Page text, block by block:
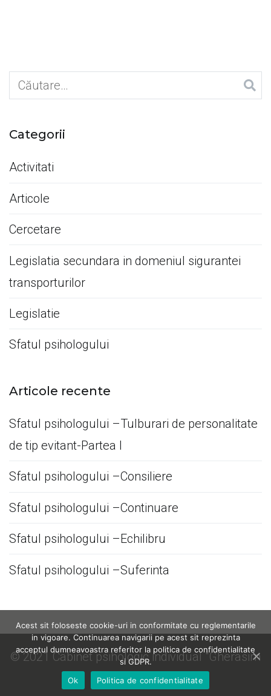
Caută
după:
Categorii
Activitati
Articole
Cercetare
Legislatia secundara in domeniul sigurantei
transporturilor
Legislatie
Sfatul psihologului
Articole recente
Sfatul psihologului –Tulburari de personalitate
de tip evitant-Partea I
Sfatul psihologului –Consiliere
Sfatul psihologului –Continuare
Sfatul psihologului –Echilibru
Sfatul psihologului –Suferinta
© 2021 Cabinet psihologic individual "Gherasim
Cătălin Marius"
Acest sit foloseste cookie-uri in conformitate cu reglementarile
in vigoare. Continuarea navigarii pe acest sit reprezinta
acceptul dumneavoastra referitor la politica de confidentialitate
si GDPR.
Ok
Politica de confidentialitate